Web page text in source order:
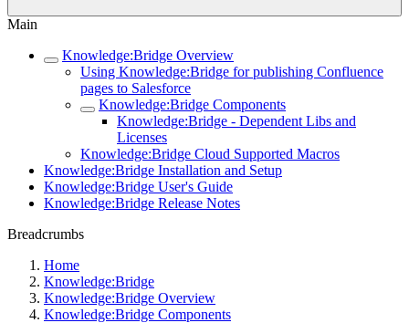
Main
Knowledge:Bridge Overview
Using Knowledge:Bridge for publishing Confluence
pages to Salesforce
Knowledge:Bridge Components
Knowledge:Bridge - Dependent Libs and
Licenses
Knowledge:Bridge Cloud Supported Macros
Knowledge:Bridge Installation and Setup
Knowledge:Bridge User's Guide
Knowledge:Bridge Release Notes
Breadcrumbs
Home
Knowledge:Bridge
Knowledge:Bridge Overview
Knowledge:Bridge Components